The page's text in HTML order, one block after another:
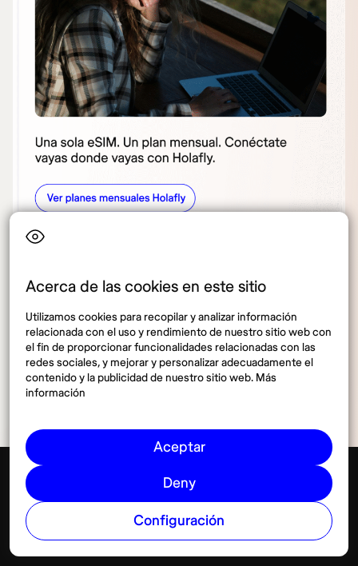
Acerca de las cookies en este sitio
Utilizamos cookies para recopilar y analizar información
relacionada con el uso y rendimiento de nuestro sitio web con
el fin de proporcionar funcionalidades relacionadas con las
redes sociales, y mejorar y personalizar adecuadamente el
contenido y la publicidad de nuestro sitio web. Más
información
Aceptar
Deny
Configuración
Compartir
Conectividad Ver más